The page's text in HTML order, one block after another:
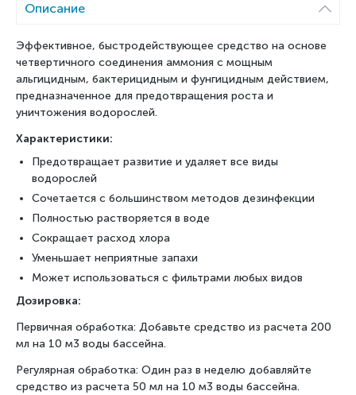
Описание
Эффективное, быстродействующее средство на основе
четвертичного соединения аммония с мощным
альгицидным, бактерицидным и фунгицидным действием,
предназначенное для предотвращения роста и
уничтожения водорослей.
Характеристики:
Предотвращает развитие и удаляет все виды
водорослей
Сочетается с большинством методов дезинфекции
Полностью растворяется в воде
Сокращает расход хлора
Уменьшает неприятные запахи
Может использоваться с фильтрами любых видов
Дозировка:
Первичная обработка: Добавьте средство из расчета 200
мл на 10 м3 воды бассейна.
Регулярная обработка: Один раз в неделю добавляйте
средство из расчета 50 мл на 10 м3 воды бассейна.